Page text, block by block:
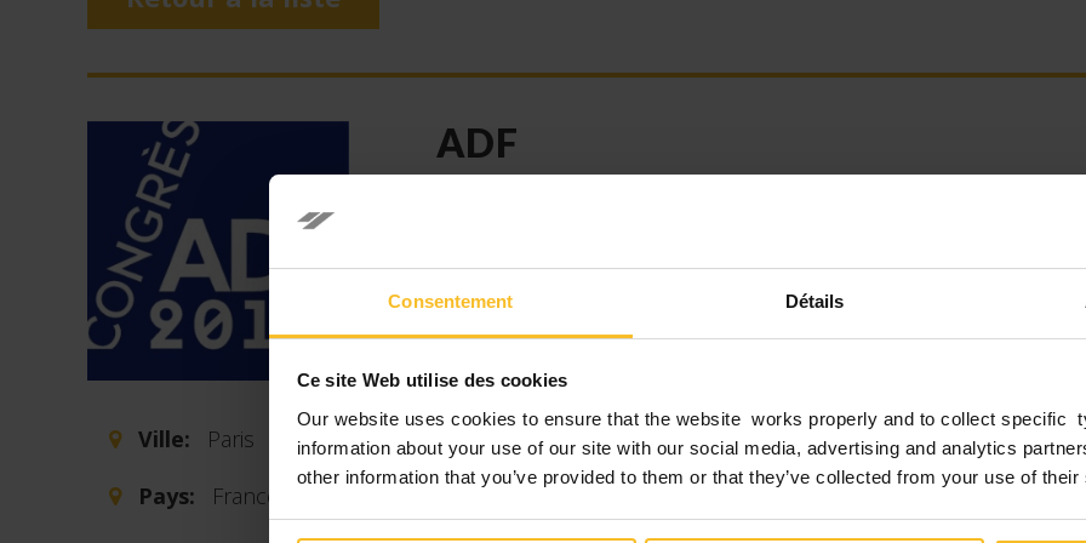
Consentement Détails
Ce site Web utilise des cookies
Our website uses cookies to ensure that the website works properly and to collect specific
information about your use of our site with our social media, advertising and analytics
other information that you’ve provided to them or that they’ve collected from your use of
Ville:
Paris
Pays:
France
ADF
ADF est un salon, un forum de discussion et un débat sur la
médecine dentaire. Le forum prévoit des présentations, des
démonstrations, des ateliers et des conférences pour la
L’événement offre aux exposants internationaux
présenter de nouveaux produits et de conseiller aux
nouveaux équipements et technologies.
ADF se tiendra sur 5 jours, du mardi 27 novembre au samedi 1